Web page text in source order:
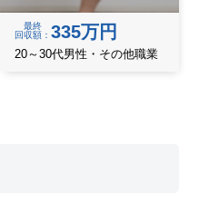
最終
回収額
335万円
20～30代男性・その他職業